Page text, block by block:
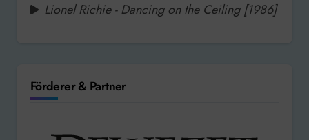
Lionel Richie - Dancing on the Ceiling [1986]
Förderer & Partner